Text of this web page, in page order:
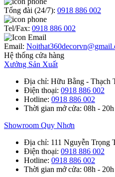
Tổng đài (24/7): 0918 886 002
Tel/Fax: 0918 886 002
Email:
Hệ thống cửa hàng
Xưởng Sản Xuất
Địa chỉ: Hữu Bằng - Thạch
Điện thoại: 0918 886 002
Hotline: 0918 886 002
Thời gian mở cửa: 08h - 20h
Showroom Quy Nhơn
Địa chỉ: 111 Nguyễn
Điện thoại: 0918 886 002
Hotline: 0918 886 002
Thời gian mở cửa: 08h - 20h